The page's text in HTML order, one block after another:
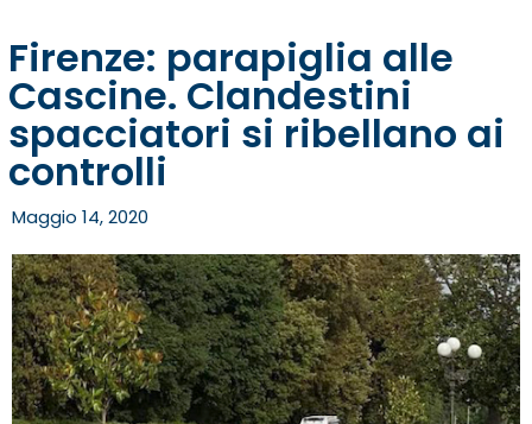
Firenze: parapiglia alle
Cascine. Clandestini
spacciatori si ribellano ai
controlli
Maggio 14, 2020